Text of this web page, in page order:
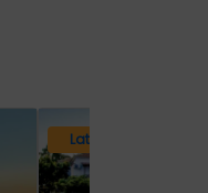
Lato 2026